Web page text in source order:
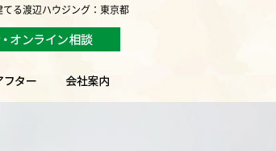
る渡辺ハウジング：東京都